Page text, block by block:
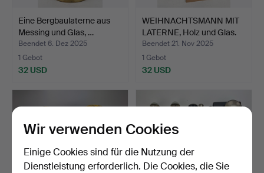
Eine Bergbaulaterne aus
Messing und Glas, …
Beendet 6. Dez 2025
1 Gebot
32 USD
WEIHNACHTSMANN MIT
LATERNE, Holz und Glas.
Beendet 21. Nov 2025
1 Gebot
32 USD
Wir verwenden Cookies
Einige Cookies sind für die Nutzung der
Dienstleistung erforderlich. Die Cookies, die Sie